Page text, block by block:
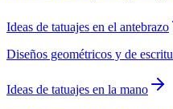
Ideas de tatuajes en el antebrazo
Diseños geométricos y de
Ideas de tatuajes en la mano